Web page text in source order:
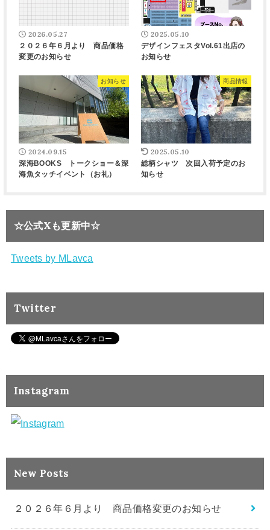
2026.05.27
２０２６年６月より 商品価格
変更のお知らせ
2025.05.10
デザインフェスタVol.61出店の
お知らせ
お知らせ
2024.09.15
深海BOOKS トークショー＆深
海魚タッチイベント（お礼）
商品情報
2025.05.10
総柄シャツ 次回入荷予定のお
知らせ
☆公式Xも更新中☆
Tweets by MLavca
Twitter
Instagram
New Posts
２０２６年６月より 商品価格変更のお知らせ